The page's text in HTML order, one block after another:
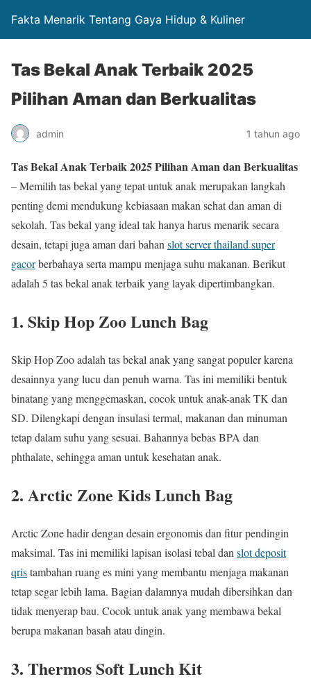
Fakta Menarik Tentang Gaya Hidup & Kuliner
Tas Bekal Anak Terbaik 2025
Pilihan Aman dan Berkualitas
admin 1 tahun ago
Tas Bekal Anak Terbaik 2025 Pilihan Aman dan Berkualitas
– Memilih tas bekal yang tepat untuk anak merupakan langkah
penting demi mendukung kebiasaan makan sehat dan aman di
sekolah. Tas bekal yang ideal tak hanya harus menarik secara
desain, tetapi juga aman dari bahan slot server thailand super
gacorberbahaya serta mampu menjaga suhu makanan. Berikut
adalah 5 tas bekal anak terbaik yang layak dipertimbangkan.
1. Skip Hop Zoo Lunch Bag
Skip Hop Zoo adalah tas bekal anak yang sangat populer karena
desainnya yang lucu dan penuh warna. Tas ini memiliki bentuk
binatang yang menggemaskan, cocok untuk anak-anak TK dan
SD. Dilengkapi dengan insulasi termal, makanan dan minuman
tetap dalam suhu yang sesuai. Bahannya bebas BPA dan
phthalate, sehingga aman untuk kesehatan anak.
2. Arctic Zone Kids Lunch Bag
Arctic Zone hadir dengan desain ergonomis dan fitur pendingin
maksimal. Tas ini memiliki lapisan isolasi tebal dan slot deposit
qristambahan ruang es mini yang membantu menjaga makanan
tetap segar lebih lama. Bagian dalamnya mudah dibersihkan dan
tidak menyerap bau. Cocok untuk anak yang membawa bekal
berupa makanan basah atau dingin.
3. Thermos Soft Lunch Kit